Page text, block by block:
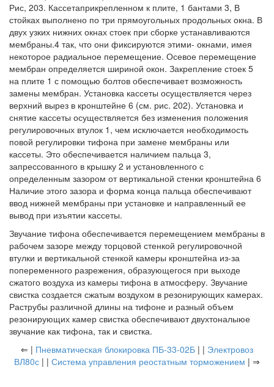
Рис, 203. Кассетаприкрепленном к плите, 1 бантами 3, В
стойках выполнено по три прямоугольных продольных окна. В
двух узких нижних окнах стоек при сборке устанавливаются
мембраны.4 так, что они фиксируются этими- окнами, имея
некоторое радиальное перемещение. Осевое перемещение
мембран определяется шириной окон. Закрепление стоек 5
на плите 1 с помощью болтов обеспечивает возможность
замены мембран. Установка кассеты осуществляется через
верхний вырез в кронштейне 6 (см. рис. 202). Установка и
снятие кассеты осуществляется без изменения положения
регулировочных втулок 1, чем исключается необходимость
повой регулировки тифона при замене мембраны или
кассеты. Это обеспечивается наличием пальца 3,
запрессованного в крышку 2 и установленного с
определенным зазором от вертикальной стенки кронштейна 6
Наличие этого зазора и форма конца пальца обеспечивают
ввод нижней мембраны при установке и направленный ее
вывод при изъятии кассеты.
Звучание тифона обеспечивается перемещением мембраны в
рабочем зазоре между торцовой стенкой регулировочной
втулки и вертикальной стенкой камеры кронштейна из-за
попеременного разрежения, образующегося при выходе
сжатого воздуха из камеры тифона в атмосферу. Звучание
свистка создается сжатым воздухом в резонирующих камерах.
Раструбы различной длины на тифоне и разный объем
резонирующих камер свистка обеспечивают двухтоналыюе
звучание как тифона, так и свистка.
⇐ | Пневматическая блокировка ПБ-33-02Б | | Электровоз
ВЛ80с | | Система управления реостатным торможением | ⇒